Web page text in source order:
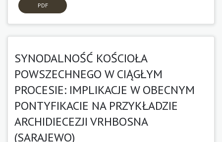
PDF
SYNODALNOŚĆ KOŚCIOŁA
POWSZECHNEGO W CIĄGŁYM
PROCESIE: IMPLIKACJE W OBECNYM
PONTYFIKACIE NA PRZYKŁADZIE
ARCHIDIECEZJI VRHBOSNA
(SARAJEWO)